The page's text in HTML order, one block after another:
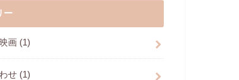
ー
画 (1)
せ (1)